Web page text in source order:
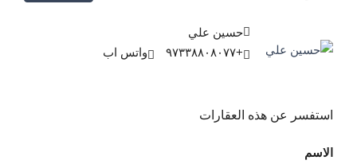
حسين علي
+٩٧٣٣٨٨٠٨٠٧٧
واتس اب
استفسر عن هذه العقارات
الاسم